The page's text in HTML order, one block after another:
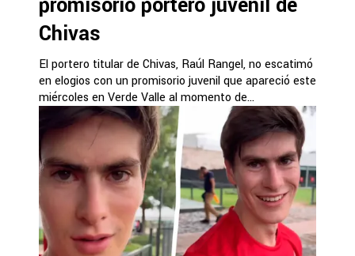
Chivas
El portero titular de Chivas, Raúl Rangel, no escatimó
en elogios con un promisorio juvenil que apareció este
miércoles en Verde Valle al momento de...